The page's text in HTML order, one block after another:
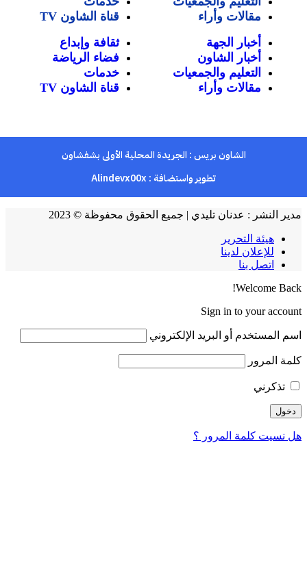
مقالات وأراء
أخبار الجهة
أخبار الشاون
التعليم والجمعيات
مقالات وأراء
قناة الشاون TV
ثقافة وإبداع
فضاء الرياضة
خدمات
قناة الشاون TV
الشاون بريس : الجريدة المحلية الأولى بشفشاون
تطوير واستضافة :Alindevx00x
النشر : عدنان تليدي | جميع الحقوق محفوظة © 2023
هيئة التحرير
للإعلان لدينا
اتصل بنا
Welcome
Sign in to your
المستخدم أو البريد الإلكتروني
المرور
تذكرني
نسيت كلمة المرور ؟